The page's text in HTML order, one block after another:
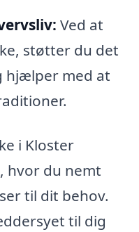
Ved at
støtter du det
hjælper med at
i Kloster
hvor du nemt
til dit behov.
til dig